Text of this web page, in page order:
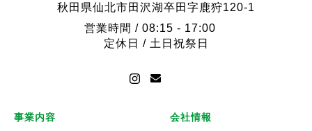
秋田県仙北市田沢湖卒田字鹿狩120-1
営業時間 / 08:15 - 17:00
定休日 / 土日祝祭日
事業内容
会社情報